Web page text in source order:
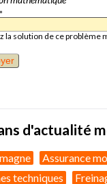
la solution de ce problème
d'actualité
Assurance
techniques